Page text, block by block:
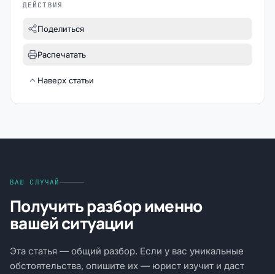
ДЕЙСТВИЯ
Поделиться
Распечатать
Наверх статьи
ВАШ СЛУЧАЙ
Получить разбор именно
вашей ситуации
Эта статья — общий разбор. Если у вас уникальные
обстоятельства, опишите их — юрист изучит и даст